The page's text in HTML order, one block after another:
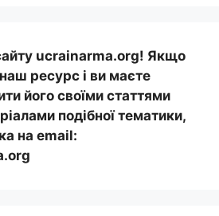
ucrainarma.org! Якщо
ресурс і ви маєте
його своїми статтями
подібної тематики,
на email: